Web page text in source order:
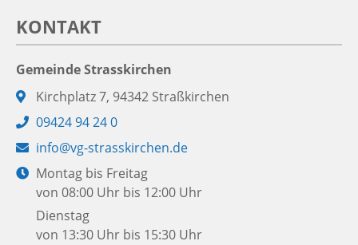
KONTAKT
Gemeinde Strasskirchen
Adresse:
Kirchplatz 7, 94342 Straßkirchen
Telefon:
09424 94 24 0
E-
Mail:
info@vg-strasskirchen.de
Öffnungszeiten:
Montag bis Freitag
von 08:00 Uhr bis 12:00 Uhr
Dienstag
von 13:30 Uhr bis 15:30 Uhr